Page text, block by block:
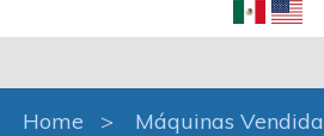
Home Máquinas